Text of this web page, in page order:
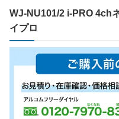
WJ-NU101/2 i-PRO 4ch
イプロ